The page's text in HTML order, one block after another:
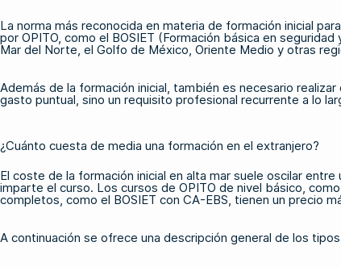
La norma más reconocida en materia de formación inicial
por OPITO, como el BOSIET (Formación básica en
Mar del Norte, el Golfo de México, Oriente Medio y otras
Además de la formación inicial, también es necesario
gasto puntual, sino un requisito profesional recurrente a lo
¿Cuánto cuesta de media una formación en el extranjero?
El coste de la formación inicial en alta mar suele oscilar
imparte el curso. Los cursos de OPITO de nivel básico,
completos, como el BOSIET con CA-EBS, tienen un precio
A continuación se ofrece una descripción general de los